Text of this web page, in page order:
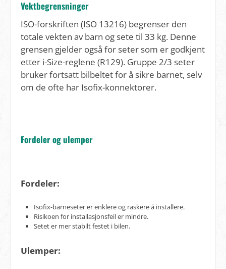
Vektbegrensninger
ISO-forskriften (ISO 13216) begrenser den
totale vekten av barn og sete til 33 kg. Denne
grensen gjelder også for seter som er godkjent
etter i-Size-reglene (R129). Gruppe 2/3 seter
bruker fortsatt bilbeltet for å sikre barnet, selv
om de ofte har Isofix-konnektorer.
Fordeler og ulemper
Fordeler:
Isofix-barneseter er enklere og raskere å installere.
Risikoen for installasjonsfeil er mindre.
Setet er mer stabilt festet i bilen.
Ulemper: